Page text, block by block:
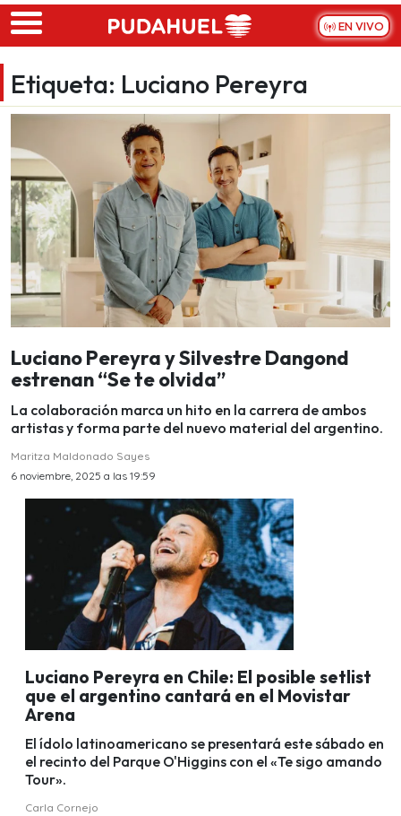
Skip to main content
EN VIVO
Etiqueta: Luciano Pereyra
Luciano Pereyra y Silvestre Dangond
estrenan “Se te olvida”
La colaboración marca un hito en la carrera de ambos
artistas y forma parte del nuevo material del argentino.
Maritza Maldonado Sayes
6 noviembre, 2025 a las 19:59
Luciano Pereyra en Chile: El posible setlist
que el argentino cantará en el Movistar
Arena
El ídolo latinoamericano se presentará este sábado en
el recinto del Parque O'Higgins con el «Te sigo amando
Tour».
Carla Cornejo